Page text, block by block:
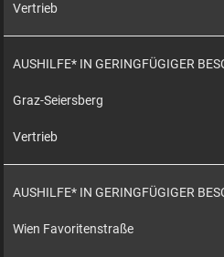
Vertrieb
AUSHILFE* IN GERINGFÜGIGER
Graz-Seiersberg
Vertrieb
AUSHILFE* IN GERINGFÜGIGER
Wien Favoritenstraße